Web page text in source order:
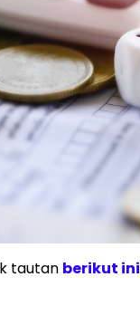
tautan berikut ini